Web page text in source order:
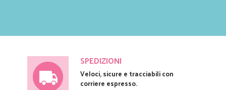
SPEDIZIONI
Veloci, sicure e tracciabili con
corriere espresso.